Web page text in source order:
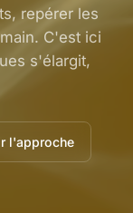
repérer les
C'est ici
s'élargit,
l'approche